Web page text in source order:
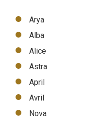
Arya
Alba
Alice
Astra
April
Avril
Nova